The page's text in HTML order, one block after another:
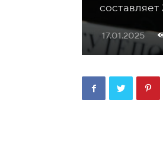
составляет
17.01.2025